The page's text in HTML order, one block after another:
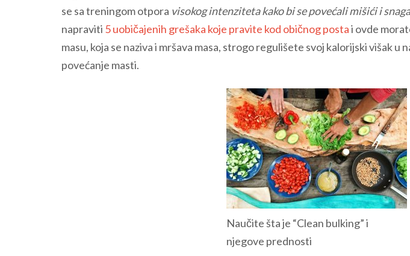
se sa treningom otpora visokog intenziteta kako bi se povećali mišići i snaga
napraviti 5 uobičajenih grešaka koje pravite kod običnog postai ovde
masu, koja se naziva i mršava masa, strogo regulišete svoj kalorijski višak
povećanje masti.
Naučite šta je “Clean bulking” i
njegove prednosti